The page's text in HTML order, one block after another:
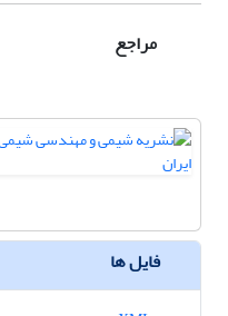
مراجع
فایل ها